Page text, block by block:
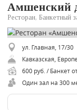
Амшенский
Ресторан, Банкетный
ул. Главная, 17/30
Кавказская,
600 руб. / Банкет
Один зал на 300